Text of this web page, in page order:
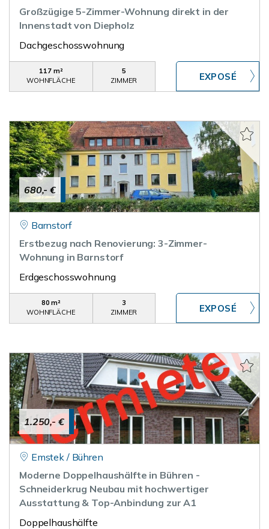
Großzügige 5-Zimmer-Wohnung direkt in der
Innenstadt von Diepholz
Dachgeschosswohnung
117 m²
WOHNFLÄCHE
5
ZIMMER
680,- €
Barnstorf
Erstbezug nach Renovierung: 3-Zimmer-
Wohnung in Barnstorf
Erdgeschosswohnung
80 m²
WOHNFLÄCHE
3
ZIMMER
1.250,- €
Emstek / Bühren
Moderne Doppelhaushälfte in Bühren -
Schneiderkrug Neubau mit hochwertiger
Ausstattung & Top-Anbindung zur A1
Doppelhaushälfte